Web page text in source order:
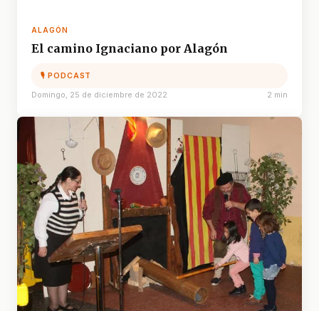
ALAGÓN
El camino Ignaciano por Alagón
🎙 PODCAST
Domingo, 25 de diciembre de 2022 2 min